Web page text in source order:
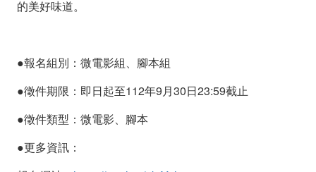
來
拿
的美好味道。
●報名組別：微電影組、腳本組
●徵件期限：即日起至112年9月30日23:59截止
●徵件類型：微電影、腳本
●更多資訊：